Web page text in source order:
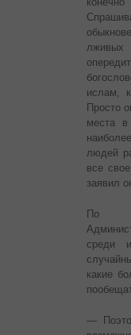
лживых
ислам,
Просто
места в
людей
все
заявил
По
среди
какие
—